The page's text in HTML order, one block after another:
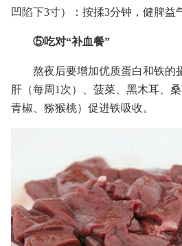
凹陷下3寸）：按揉3分钟，健脾益
⑤吃对“补血餐”
熬夜后要增加优质蛋白和铁的
肝（每周1次）、菠菜、黑木耳、
青椒、猕猴桃）促进铁吸收。